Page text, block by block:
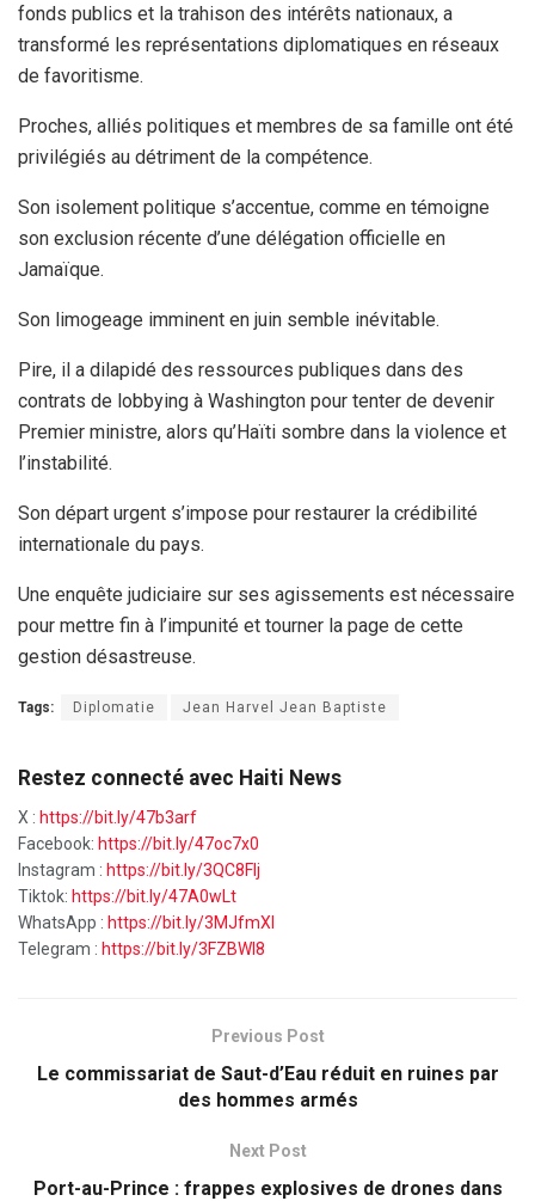
fonds publics et la trahison des intérêts nationaux, a
transformé les représentations diplomatiques en réseaux
de favoritisme.
Proches, alliés politiques et membres de sa famille ont été
privilégiés au détriment de la compétence.
Son isolement politique s’accentue, comme en témoigne
son exclusion récente d’une délégation officielle en
Jamaïque.
Son limogeage imminent en juin semble inévitable.
Pire, il a dilapidé des ressources publiques dans des
contrats de lobbying à Washington pour tenter de devenir
Premier ministre, alors qu’Haïti sombre dans la violence et
l’instabilité.
Son départ urgent s’impose pour restaurer la crédibilité
internationale du pays.
Une enquête judiciaire sur ses agissements est nécessaire
pour mettre fin à l’impunité et tourner la page de cette
gestion désastreuse.
Tags: Diplomatie Jean Harvel Jean Baptiste
Restez connecté avec Haiti News
X : https://bit.ly/47b3arf
Facebook: https://bit.ly/47oc7x0
Instagram : https://bit.ly/3QC8FIj
Tiktok: https://bit.ly/47A0wLt
WhatsApp : https://bit.ly/3MJfmXI
Telegram : https://bit.ly/3FZBWI8
Previous Post
Le commissariat de Saut-d’Eau réduit en ruines par
des hommes armés
Next Post
Port-au-Prince : frappes explosives de drones dans